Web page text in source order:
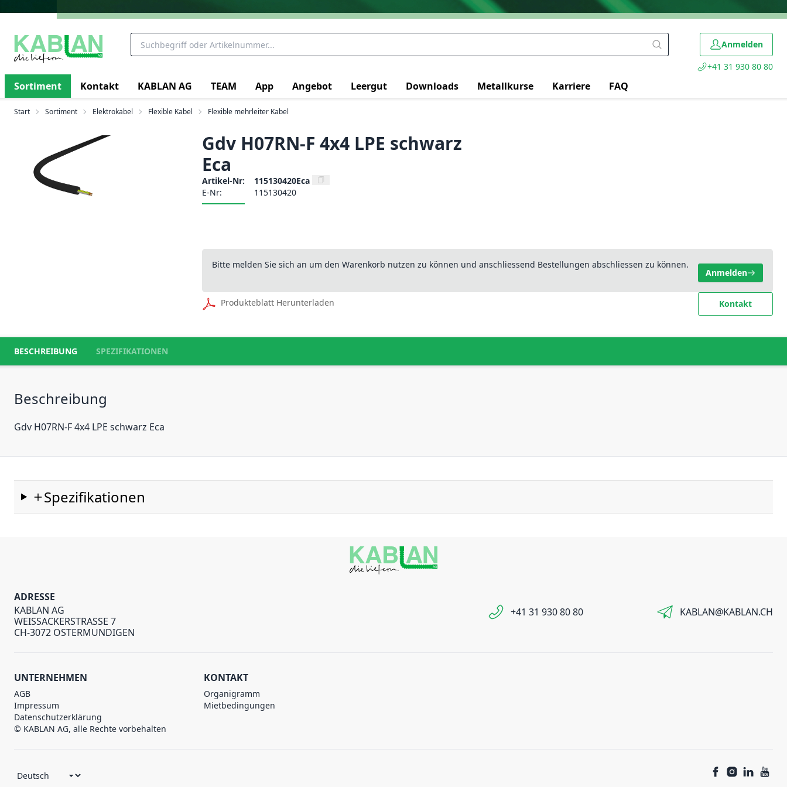
Anmelden
+41 31 930 80 80
Sortiment Kontakt KABLAN AG TEAM App Angebot Leergut Downloads Metallkurse Karriere FAQ
Start Sortiment Elektrokabel Flexible Kabel Flexible mehrleiter Kabel
Gdv H07RN-F 4x4 LPE schwarz
Eca
Artikel-Nr:
115130420Eca
E-Nr:
115130420
Bitte melden Sie sich an um den Warenkorb nutzen zu können und anschliessend Bestellungen abschliessen zu können.
Anmelden
Produkteblatt Herunterladen Kontakt
BESCHREIBUNG SPEZIFIKATIONEN
Beschreibung
Gdv H07RN-F 4x4 LPE schwarz Eca
Spezifikationen
ADRESSE
KABLAN AG
WEISSACKERSTRASSE 7
CH-3072 OSTERMUNDIGEN
+41 31 930 80 80 KABLAN@KABLAN.CH
UNTERNEHMEN
AGB
Impressum
Datenschutzerklärung
© KABLAN AG, alle Rechte vorbehalten
KONTAKT
Organigramm
Mietbedingungen